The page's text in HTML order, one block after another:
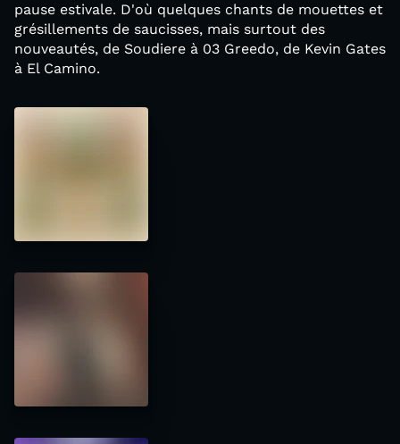
pause estivale. D'où quelques chants de mouettes et
grésillements de saucisses, mais surtout des
nouveautés, de Soudiere à 03 Greedo, de Kevin Gates
à El Camino.